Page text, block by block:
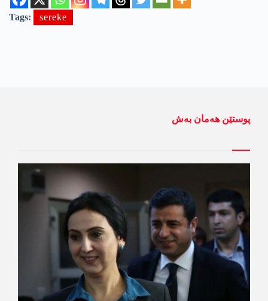
Tags: sereke
پوستێن ھەمان بەش